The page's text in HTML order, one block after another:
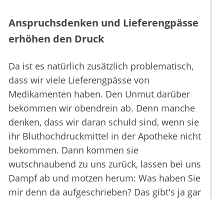
Anspruchsdenken und Lieferengpässe
erhöhen den Druck
Da ist es natürlich zusätzlich problematisch,
dass wir viele Lieferengpässe von
Medikamenten haben. Den Unmut darüber
bekommen wir obendrein ab. Denn manche
denken, dass wir daran schuld sind, wenn sie
ihr Bluthochdruckmittel in der Apotheke nicht
bekommen. Dann kommen sie
wutschnaubend zu uns zurück, lassen bei uns
Dampf ab und motzen herum: Was haben Sie
mir denn da aufgeschrieben? Das gibt's ja gar